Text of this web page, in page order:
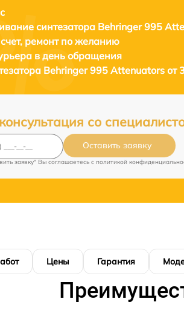
синтезатора Behringer 995
ремонт по желанию
в день обращения
Behringer 995 Attenuators от
со
Оставить заявку
заявку" Вы соглашаетесь c политикой
Цены Гарантия